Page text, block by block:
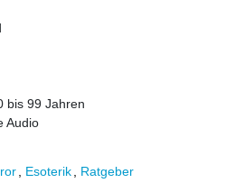
bis 99 Jahren
Audio
Esoterik Ratgeber